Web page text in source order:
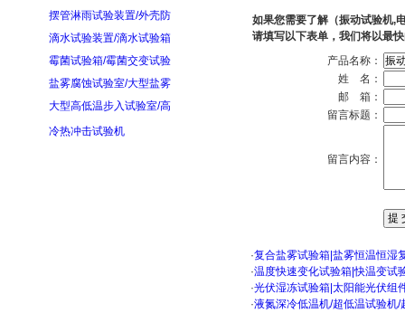
摆管淋雨试验装置/外壳防
滴水试验装置/滴水试验箱
霉菌试验箱/霉菌交变试验
盐雾腐蚀试验室/大型盐雾
大型高低温步入试验室/高
冷热冲击试验机
如果您需要了解（振动试验机,
请填写以下表单，我们将以最
产品名称：
姓 名：
邮 箱：
留言标题：
留言内容：
·复合盐雾试验箱|盐雾恒温恒湿
·温度快速变化试验箱|快温变试
·光伏湿冻试验箱|太阳能光伏组
·液氮深冷低温机/超低温试验机/